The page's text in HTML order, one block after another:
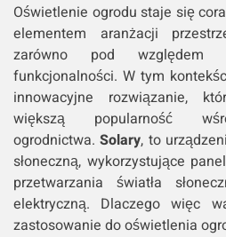
Oświetlenie ogrodu staje się
elementem aranżacji
zarówno pod
funkcjonalności. W tym
innowacyjne rozwiązanie,
większą popularność
ogrodnictwa.Solary, to
słoneczną, wykorzystujące
przetwarzania światła
elektryczną. Dlaczego więc
zastosowanie do oświetlenia